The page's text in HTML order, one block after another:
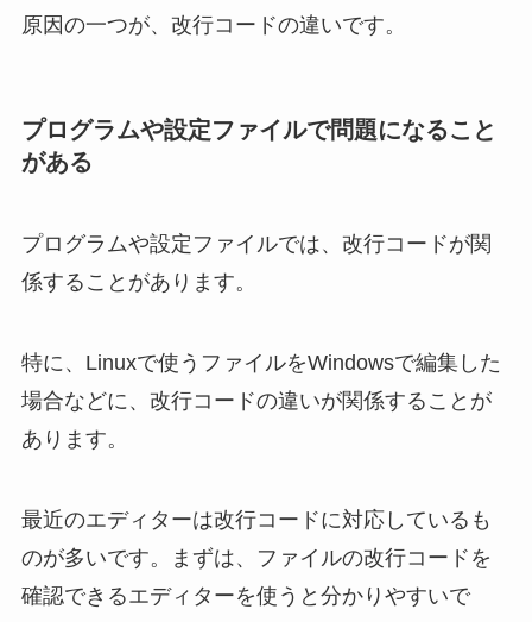
原因の一つが、改行コードの違いです。
プログラムや設定ファイルで問題になること
がある
プログラムや設定ファイルでは、改行コードが関
係することがあります。
特に、Linuxで使うファイルをWindowsで編集した
場合などに、改行コードの違いが関係することが
あります。
最近のエディターは改行コードに対応しているも
のが多いです。まずは、ファイルの改行コードを
確認できるエディターを使うと分かりやすいで